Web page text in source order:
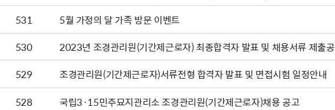
531
5월 가정의 달 가족 방문 이벤트
530
2023년 조경관리원(기간제근로자) 최종합격자 발표 및 채용서류 제출
529
조경관리원(기간제근로자)서류전형 합격자 발표 및 면접시험 일정안내
528
국립3·15민주묘지관리소 조경관리원(기간제근로자)채용 공고